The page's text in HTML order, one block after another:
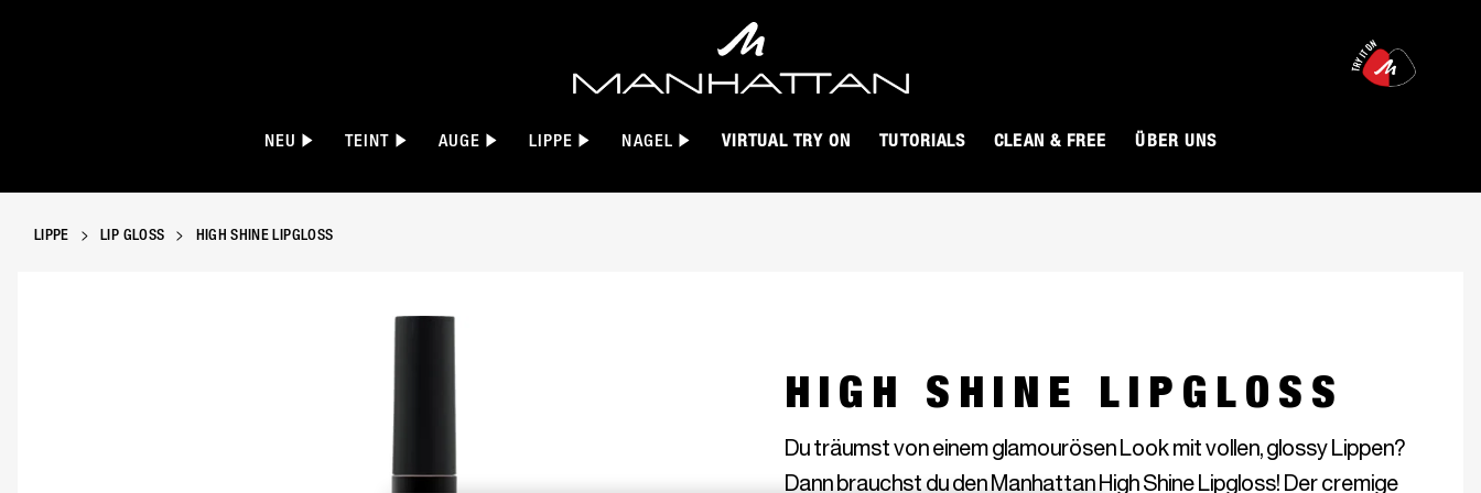
NEU TEINT AUGE LIPPE NAGEL VIRTUAL TRY ON TUTORIALS CLEAN & FREE ÜBER UNS
LIPPE LIP GLOSS HIGH SHINE LIPGLOSS
HIGH SHINE LIPGLOSS
Du träumst von einem glamourösen Look mit vollen, glossy Lippen?
Dann brauchst du den Manhattan High Shine Lipgloss! Der cremige